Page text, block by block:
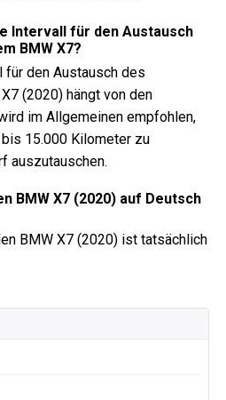
Intervall für den Austausch
BMW X7?
den Austausch des
(2020) hängt von den
im Allgemeinen empfohlen,
15.000 Kilometer zu
auszutauschen.
BMW X7 (2020) auf Deutsch
BMW X7 (2020) ist tatsächlich